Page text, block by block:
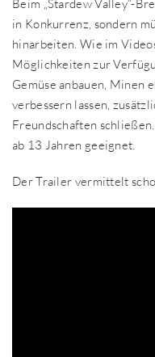
Beim „Stardew Valley“-
in Konkurrenz, sondern
hinarbeiten. Wie im
Möglichkeiten zur
Gemüse anbauen, Minen
verbessern lassen,
Freundschaften
ab 13 Jahren geeignet.
Der Trailer vermittelt